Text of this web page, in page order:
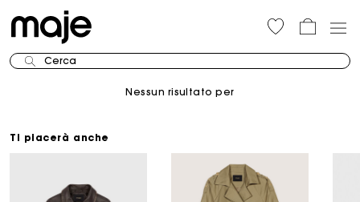
Cerca
Nessun risultato per
Ti piacerà anche